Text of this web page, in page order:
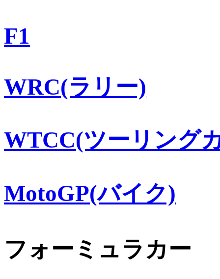
F1
WRC(ラリー)
WTCC(ツーリング
MotoGP(バイク)
フォーミュラカー